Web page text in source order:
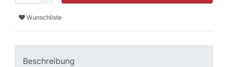
Wunschliste
Beschreibung